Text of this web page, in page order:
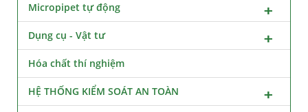
Micropipet tự động
Dụng cụ - Vật tư
Hóa chất thí nghiệm
HỆ THỐNG KIỂM SOÁT AN TOÀN